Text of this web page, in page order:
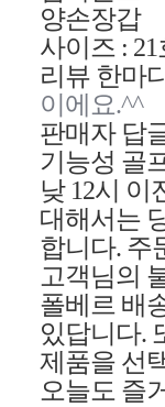
양손장갑
사이즈 : 21
리뷰 한마디
이에요.^^
판매자 답
기능성 골
낮 12시 이
대해서는
합니다. 주
고객님의
폴베르 배
있답니다.
제품을 선
오늘도 즐